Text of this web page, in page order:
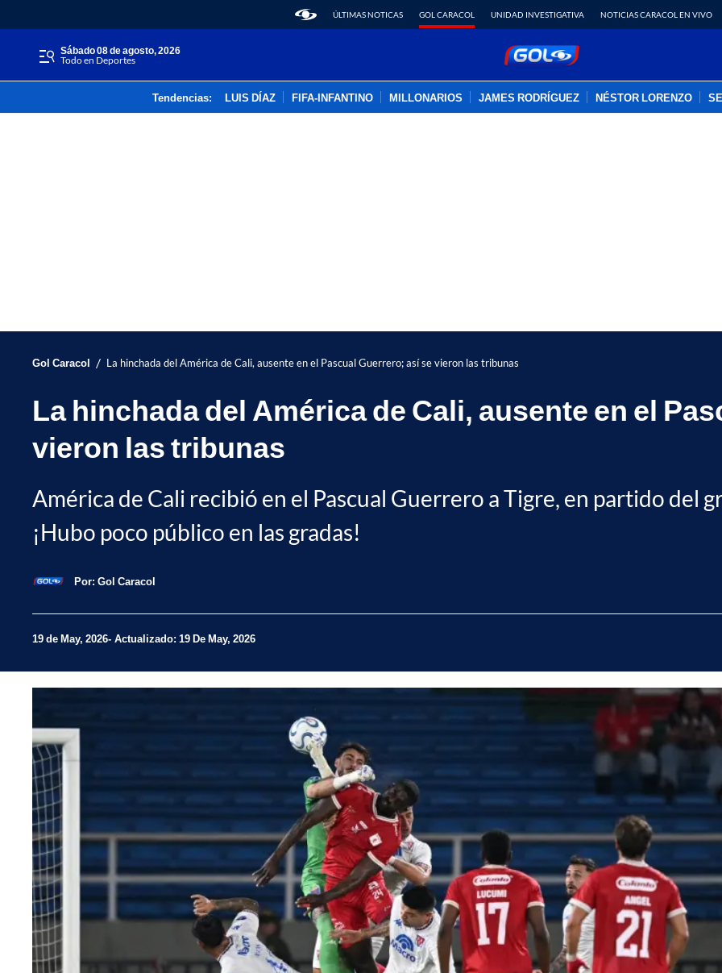
ÚLTIMAS NOTICAS GOL CARACOL UNIDAD INVESTIGATIVA NOTICIAS CARACOL EN VIVO
sábado 08 de agosto, 2026
Todo en Deportes
Tendencias: LUIS DÍAZ FIFA-INFANTINO MILLONARIOS JAMES RODRÍGUEZ NÉSTOR LORENZO
Gol Caracol / La hinchada del América de Cali, ausente en el Pascual Guerrero; así se vieron las tribunas
La hinchada del América de Cali, ausente en el
vieron las tribunas
América de Cali recibió en el Pascual Guerrero a Tigre, en partido del
¡Hubo poco público en las gradas!
Por: Gol Caracol
19 de May, 2026 Actualizado: 19 De May, 2026